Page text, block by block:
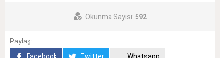
Okunma Sayısı: 592
Paylaş:
Facebook
Twitter Whatsapp